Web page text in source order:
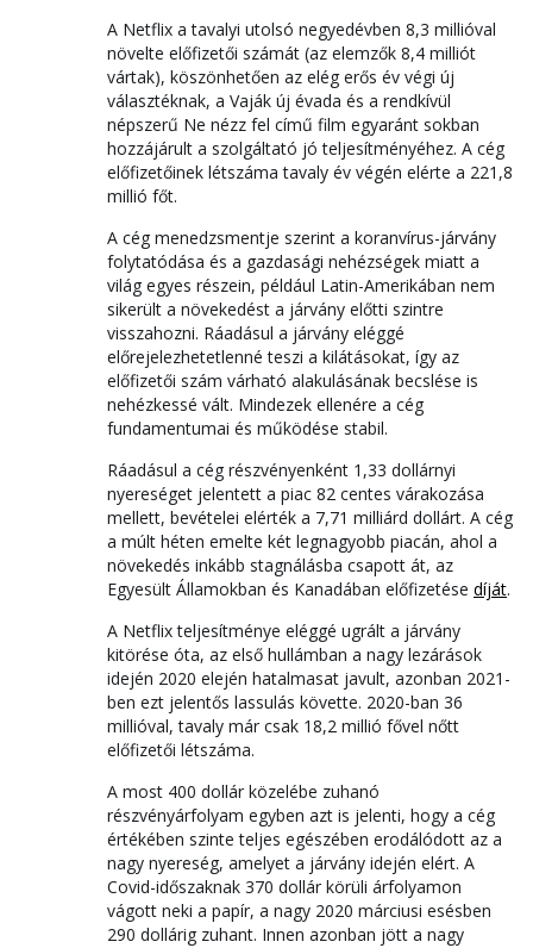
A Netflix a tavalyi utolsó negyedévben 8,3 millióval
növelte előfizetői számát (az elemzők 8,4 milliót
vártak), köszönhetően az elég erős év végi új
választéknak, a Vaják új évada és a rendkívül
népszerű Ne nézz fel című film egyaránt sokban
hozzájárult a szolgáltató jó teljesítményéhez. A cég
előfizetőinek létszáma tavaly év végén elérte a 221,8
millió főt.
A cég menedzsmentje szerint a koranvírus-járvány
folytatódása és a gazdasági nehézségek miatt a
világ egyes részein, például Latin-Amerikában nem
sikerült a növekedést a járvány előtti szintre
visszahozni. Ráadásul a járvány eléggé
előrejelezhetetlenné teszi a kilátásokat, így az
előfizetői szám várható alakulásának becslése is
nehézkessé vált. Mindezek ellenére a cég
fundamentumai és működése stabil.
Ráadásul a cég részvényenként 1,33 dollárnyi
nyereséget jelentett a piac 82 centes várakozása
mellett, bevételei elérték a 7,71 milliárd dollárt. A cég
a múlt héten emelte két legnagyobb piacán, ahol a
növekedés inkább stagnálásba csapott át, az
Egyesült Államokban és Kanadában előfizetése díját.
A Netflix teljesítménye eléggé ugrált a járvány
kitörése óta, az első hullámban a nagy lezárások
idején 2020 elején hatalmasat javult, azonban 2021-
ben ezt jelentős lassulás követte. 2020-ban 36
millióval, tavaly már csak 18,2 millió fővel nőtt
előfizetői létszáma.
A most 400 dollár közelébe zuhanó
részvényárfolyam egyben azt is jelenti, hogy a cég
értékében szinte teljes egészében erodálódott az a
nagy nyereség, amelyet a járvány idején elért. A
Covid-időszaknak 370 dollár körüli árfolyamon
vágott neki a papír, a nagy 2020 márciusi esésben
290 dollárig zuhant. Innen azonban jött a nagy